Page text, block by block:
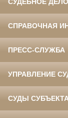
СПРАВОЧНАЯ
ПРЕСС-СЛУЖБА
УПРАВЛЕНИЕ
СУДЫ